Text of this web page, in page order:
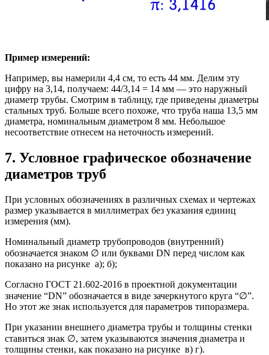
Пример измерений:
Например, вы намерили 4,4 см, то есть 44 мм. Делим эту
цифру на 3,14, получаем: 44/3,14 = 14 мм — это наружный
диаметр трубы. Смотрим в таблицу, где приведены диаметры
стальных труб. Больше всего похоже, что труба наша 13,5 мм
диаметра, номинальным диаметром 8 мм. Небольшое
несоответствие отнесем на неточность измерений.
7. Условное графическое обозначение
диаметров труб
При условных обозначениях в различных схемах и чертежах
размер указывается в миллиметрах без указания единиц
измерения (мм).
Номинальный диаметр трубопроводов (внутренний)
обозначается знаком ∅ или буквами DN перед числом как
показано на рисунке а); б);
Согласно ГОСТ 21.602-2016 в проектной документации
значение “DN” обозначается в виде зачеркнутого круга “∅”.
Но этот же знак используется для параметров типоразмера.
При указании внешнего диаметра трубы и толщины стенки
ставиться знак ∅, затем указываются значения диаметра и
толщины стенки, как показано на рисунке в) г).